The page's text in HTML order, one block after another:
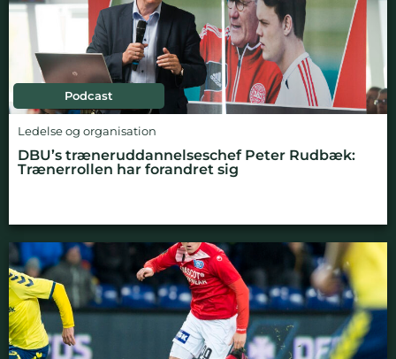
Podcast
Ledelse og organisation
DBU’s træneruddannelseschef Peter Rudbæk:
Trænerrollen har forandret sig